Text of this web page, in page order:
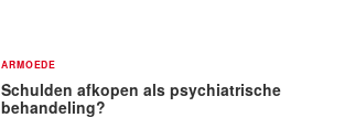
ARMOEDE
Schulden afkopen als psychiatrische
behandeling?